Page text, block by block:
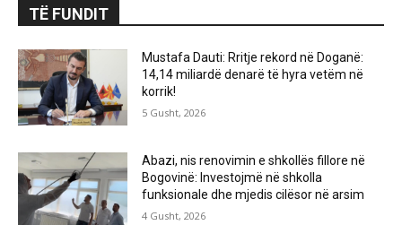
TË FUNDIT
Mustafa Dauti: Rritje rekord në Doganë:
14,14 miliardë denarë të hyra vetëm në
korrik!
5 Gusht, 2026
Abazi, nis renovimin e shkollës fillore në
Bogovinë: Investojmë në shkolla
funksionale dhe mjedis cilësor në arsim
4 Gusht, 2026